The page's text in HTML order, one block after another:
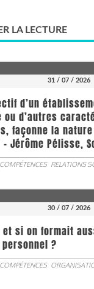
LA LECTURE
31 / 07 / 2026
d’un
ou d’autres
façonne la
Jérôme Pélisse,
RELATIONS
30 / 07 / 2026
si on formait
?